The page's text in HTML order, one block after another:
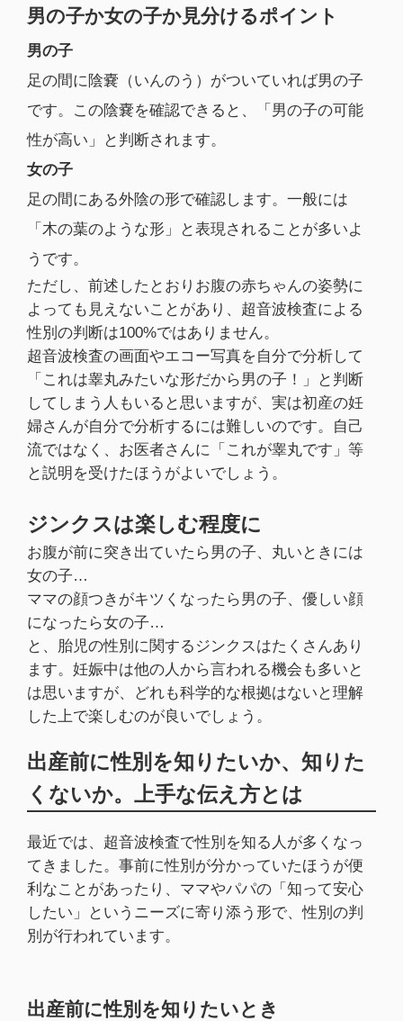
男の子か女の子か見分けるポイント
男の子
足の間に陰嚢（いんのう）がついていれば男の子
です。この陰嚢を確認できると、「男の子の可能
性が高い」と判断されます。
女の子
足の間にある外陰の形で確認します。一般には
「木の葉のような形」と表現されることが多いよ
うです。
ただし、前述したとおりお腹の赤ちゃんの姿勢に
よっても見えないことがあり、超音波検査による
性別の判断は100%ではありません。
超音波検査の画面やエコー写真を自分で分析して
「これは睾丸みたいな形だから男の子！」と判断
してしまう人もいると思いますが、実は初産の妊
婦さんが自分で分析するには難しいのです。自己
流ではなく、お医者さんに「これが睾丸です」等
と説明を受けたほうがよいでしょう。
ジンクスは楽しむ程度に
お腹が前に突き出ていたら男の子、丸いときには
女の子…
ママの顔つきがキツくなったら男の子、優しい顔
になったら女の子…
と、胎児の性別に関するジンクスはたくさんあり
ます。妊娠中は他の人から言われる機会も多いと
は思いますが、どれも科学的な根拠はないと理解
した上で楽しむのが良いでしょう。
出産前に性別を知りたいか、知りた
くないか。上手な伝え方とは
最近では、超音波検査で性別を知る人が多くなっ
てきました。事前に性別が分かっていたほうが便
利なことがあったり、ママやパパの「知って安心
したい」というニーズに寄り添う形で、性別の判
別が行われています。
出産前に性別を知りたいとき